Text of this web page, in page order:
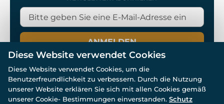
ANMELDEN
© Alle Rechte vorbehalten. www.wulflund.de 2007-2026.
Diese Website verwendet Cookies
Diese Website verwendet Cookies, um die
Benutzerfreundlichkeit zu verbessern. Durch die Nutzung
unserer Website erklären Sie sich mit allen Cookies gemäß
unserer Cookie- Bestimmungen einverstanden. Schutz